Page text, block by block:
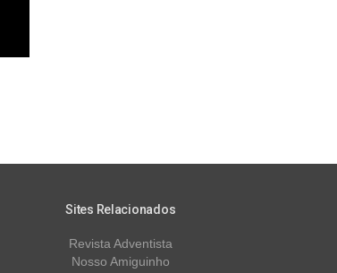
Sites Relacionados
Revista Adventista
Nosso Amiguinho